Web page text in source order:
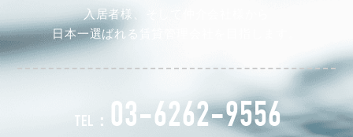
入居者様、そして仲介会社様から
日本一選ばれる賃貸管理会社を目指します。
TEL： 03-6262-9556